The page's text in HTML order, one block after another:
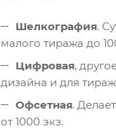
Шелкография.
малого тиража до
Цифровая,
дизайна и для
Офсетная.
от 1000 экз.